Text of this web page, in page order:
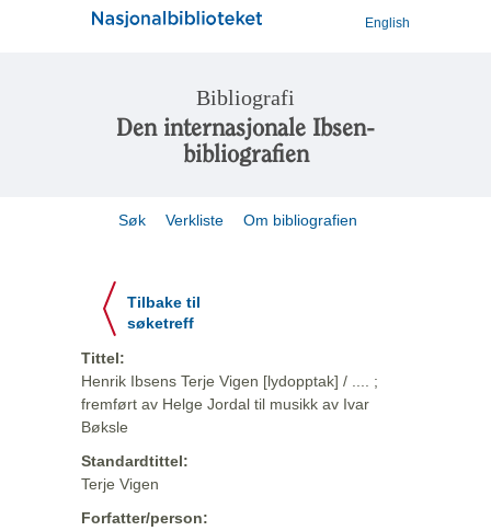
English
Bibliografi
Den internasjonale Ibsen-
bibliografien
Søk Verkliste Om bibliografien
Tilbake til
søketreff
Tittel:
Henrik Ibsens Terje Vigen [lydopptak] / .... ;
fremført av Helge Jordal til musikk av Ivar
Bøksle
Standardtittel:
Terje Vigen
Forfatter/person: